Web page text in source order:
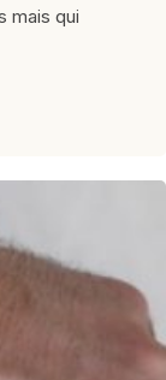
mais qui